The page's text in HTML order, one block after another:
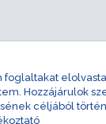
Hozzájárulok
céljából